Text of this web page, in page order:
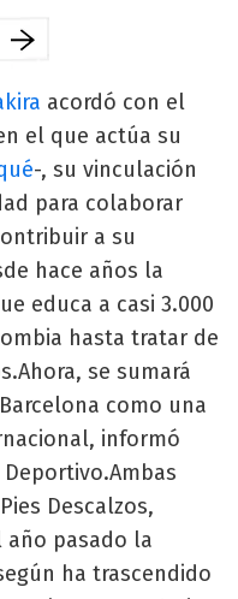
acordó con el
el que actúa su
-, su vinculación
para colaborar
a su
hace años la
educa a casi 3.000
hasta tratar de
se sumará
como una
informó
Descalzos,
año pasado la
ha trascendido